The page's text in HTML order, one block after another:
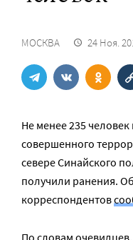
МОСКВА 24 Ноя.
Не менее 235 человек
совершенного
севере Синайского
получили ранения.
корреспондентов
По словам